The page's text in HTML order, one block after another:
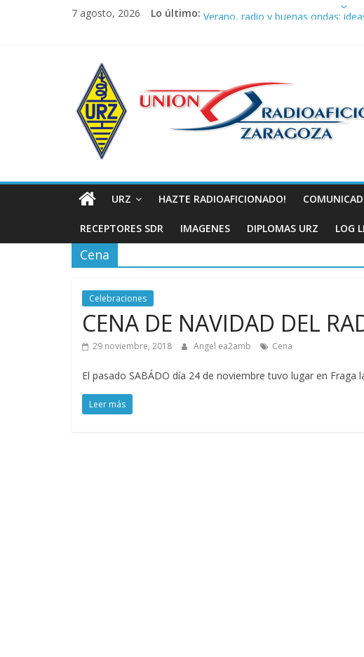
7 agosto, 2026 Lo último:
URZ vuelve a hacer latir la telegrafía
Verano, radio y buenas ondas:
Unión
de
Radioaficionados
de
Zaragoza
URZ
URZ HAZTE RADIOAFICIONADO!
RECEPTORES SDR IMAGENES DIPLOMAS URZ LOG
Cena
Celebraciones
CENA DE NAVIDAD DEL
29 noviembre, 2018 Angel ea2amb Cena
El pasado SABÁDO día 24 de noviembre tuvo lugar en
Leer más